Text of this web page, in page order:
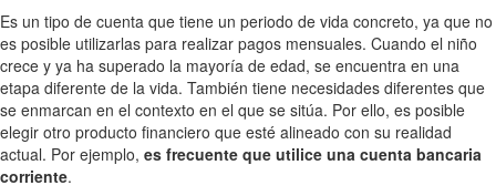
Es un tipo de cuenta que tiene un periodo de vida concreto, ya que no
es posible utilizarlas para realizar pagos mensuales. Cuando el niño
crece y ya ha superado la mayoría de edad, se encuentra en una
etapa diferente de la vida. También tiene necesidades diferentes que
se enmarcan en el contexto en el que se sitúa. Por ello, es posible
elegir otro producto financiero que esté alineado con su realidad
actual. Por ejemplo, es frecuente que utilice una cuenta bancaria
corriente.